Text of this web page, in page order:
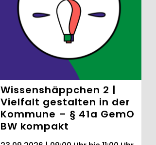
Wissenshäppchen 2 |
Vielfalt gestalten in der
Kommune – § 41a GemO
BW kompakt